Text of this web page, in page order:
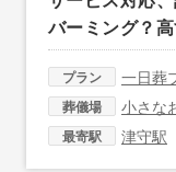
バーミング？
プラン 一日葬
葬儀場 小さな
最寄駅 津守駅